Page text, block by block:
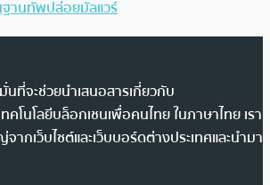
ฐานทัพปล่อยมัลแวร์
ที่จะช่วยนำเสนอสารเกี่ยวกับ
คโนโลยีบล็อกเชนเพื่อคนไทย ในภาษาไทย เรา
กเว็บไซต์และเว็บบอร์ดต่างประเทศและนำมา